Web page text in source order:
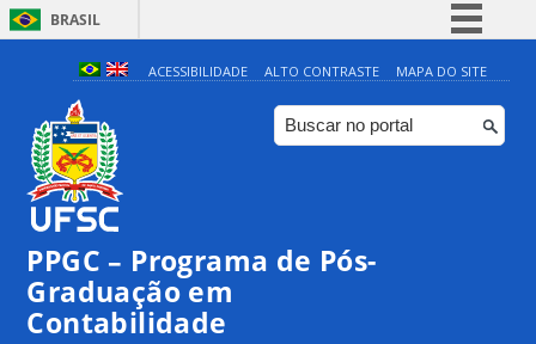
BRASIL
Simplifique!
Comunica BR
Participe
Canais
ACESSIBILIDADE ALTO CONTRASTE MAPA DO SITE
PPGC – Programa de Pós-
Graduação em
Contabilidade